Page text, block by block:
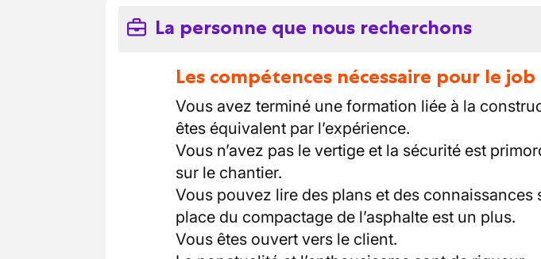
La personne que nous recherchons
Les compétences nécessaire pour le job
Vous avez terminé une formation liée à la
êtes équivalent par l’expérience.
Vous n’avez pas le vertige et la sécurité est
sur le chantier.
Vous pouvez lire des plans et des connaissances
place du compactage de l’asphalte est un plus.
Vous êtes ouvert vers le client.